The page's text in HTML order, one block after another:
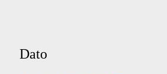
Dato